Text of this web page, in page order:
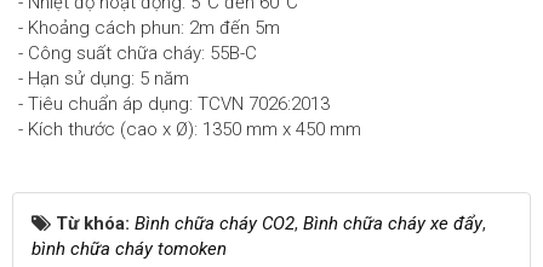
- Khoảng cách phun: 2m đến 5m
- Công suất chữa cháy: 55B-C
- Hạn sử dụng: 5 năm
- Tiêu chuẩn áp dụng: TCVN 7026:2013
- Kích thước (cao x Ø): 1350 mm x 450 mm
Từ khóa: Bình chữa cháy CO2, Bình chữa cháy xe đẩy,
bình chữa cháy tomoken